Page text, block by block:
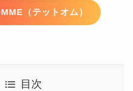
（テットオム）
目次